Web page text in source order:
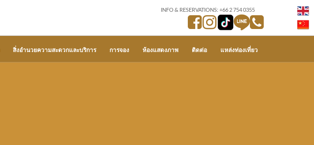
INFO & RESERVATIONS: +66 2 754 0355
สิ่งอำนวยความสะดวกและบริการ การจอง ห้องแสดงภาพ ติดต่อ แหล่งท่องเที่ยว